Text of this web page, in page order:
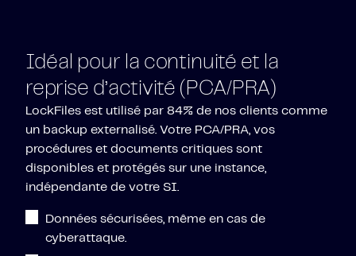
Idéal pour la continuité et la
reprise d’activité (PCA/PRA)
LockFiles est utilisé par 84% de nos clients comme
un backup externalisé. Votre PCA/PRA, vos
procédures et documents critiques sont
disponibles et protégés sur une instance,
indépendante de votre SI.
Données sécurisées, même en cas de
cyberattaque.